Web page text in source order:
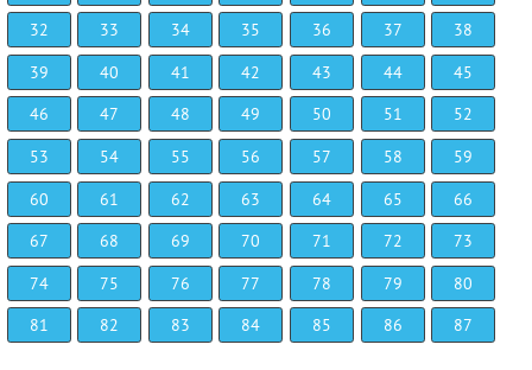
32
33 34 35 36 37
38
39
40 41 42 43 44
45
46
47 48 49 50 51
52
53
54 55 56 57 58
59
60
61 62 63 64 65
66
67
68 69 70 71 72
73
74
75 76 77 78 79
80
81
82 83 84 85 86 87